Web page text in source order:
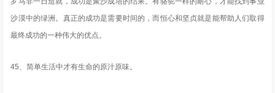
沙漠中的绿洲。真正的成功是需要时间的，而恒心和坚贞就是能帮助人们取得
最终成功的一种伟大的优点。
45、简单生活中才有生命的原汁原味。